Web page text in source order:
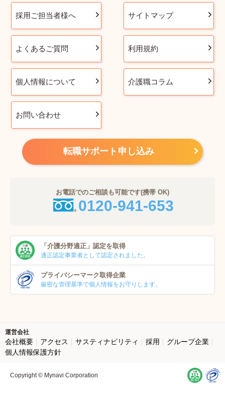
採用ご担当者様へ サイトマップ
よくあるご質問 利用規約
個人情報について 介護職コラム
お問い合わせ
転職サポート申し込み
お電話でのご相談も可能です(携帯 OK)
0120-941-653
「介護分野適正」 認定を取得
適正認定事業者として認定されました。
プライバシーマーク取得企業
厳密な管理基準で個人情報をお守りします。
運営会社
会社概要 アクセス サスティナビリティ 採用
グループ企業
個人情報保護方針
Copyright © Mynavi Corporation